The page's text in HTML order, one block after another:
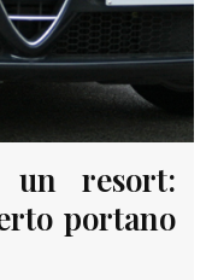
un resort:
portano